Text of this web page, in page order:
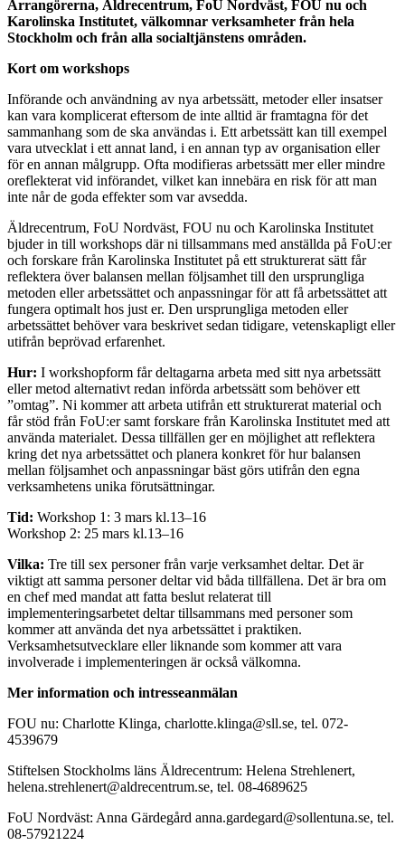
Arrangörerna, Äldrecentrum, FoU Nordväst, FOU nu och
Karolinska Institutet, välkomnar verksamheter från hela
Stockholm och från alla socialtjänstens områden.
Kort om workshops
Införande och användning av nya arbetssätt, metoder eller insatser
kan vara komplicerat eftersom de inte alltid är framtagna för det
sammanhang som de ska användas i. Ett arbetssätt kan till exempel
vara utvecklat i ett annat land, i en annan typ av organisation eller
för en annan målgrupp. Ofta modifieras arbetssätt mer eller mindre
oreflekterat vid införandet, vilket kan innebära en risk för att man
inte når de goda effekter som var avsedda.
Äldrecentrum, FoU Nordväst, FOU nu och Karolinska Institutet
bjuder in till workshops där ni tillsammans med anställda på FoU:er
och forskare från Karolinska Institutet på ett strukturerat sätt får
reflektera över balansen mellan följsamhet till den ursprungliga
metoden eller arbetssättet och anpassningar för att få arbetssättet att
fungera optimalt hos just er. Den ursprungliga metoden eller
arbetssättet behöver vara beskrivet sedan tidigare, vetenskapligt eller
utifrån beprövad erfarenhet.
Hur: I workshopform får deltagarna arbeta med sitt nya arbetssätt
eller metod alternativt redan införda arbetssätt som behöver ett
”omtag”. Ni kommer att arbeta utifrån ett strukturerat material och
får stöd från FoU:er samt forskare från Karolinska Institutet med att
använda materialet. Dessa tillfällen ger en möjlighet att reflektera
kring det nya arbetssättet och planera konkret för hur balansen
mellan följsamhet och anpassningar bäst görs utifrån den egna
verksamhetens unika förutsättningar.
Tid: Workshop 1: 3 mars kl.13–16
Workshop 2: 25 mars kl.13–16
Vilka: Tre till sex personer från varje verksamhet deltar. Det är
viktigt att samma personer deltar vid båda tillfällena. Det är bra om
en chef med mandat att fatta beslut relaterat till
implementeringsarbetet deltar tillsammans med personer som
kommer att använda det nya arbetssättet i praktiken.
Verksamhetsutvecklare eller liknande som kommer att vara
involverade i implementeringen är också välkomna.
Mer information och intresseanmälan
FOU nu: Charlotte Klinga, charlotte.klinga@sll.se, tel. 072-
4539679
Stiftelsen Stockholms läns Äldrecentrum: Helena Strehlenert,
helena.strehlenert@aldrecentrum.se, tel. 08-4689625
FoU Nordväst: Anna Gärdegård anna.gardegard@sollentuna.se, tel.
08-57921224